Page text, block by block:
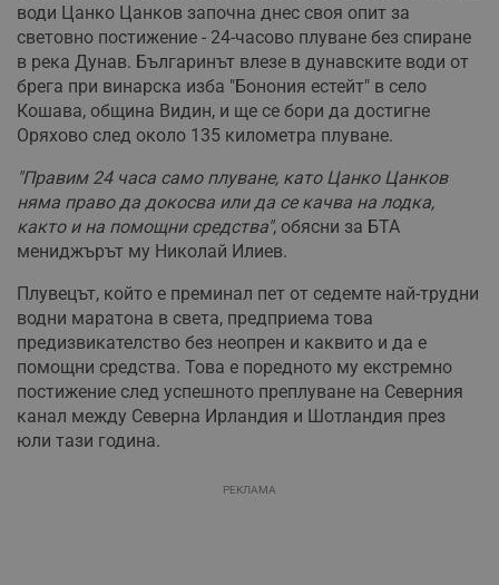
води Цанко Цанков започна днес своя опит за
световно постижение - 24-часово плуване без спиране
в река Дунав. Българинът влезе в дунавските води от
брега при винарска изба "Бонония естейт" в село
Кошава, община Видин, и ще се бори да достигне
Оряхово след около 135 километра плуване.
"Правим 24 часа само плуване, като Цанко Цанков
няма право да докосва или да се качва на лодка,
както и на помощни средства", обясни за БТА
мениджърът му Николай Илиев.
Плувецът, който е преминал пет от седемте най-трудни
водни маратона в света, предприема това
предизвикателство без неопрен и каквито и да е
помощни средства. Това е поредното му екстремно
постижение след успешното преплуване на Северния
канал между Северна Ирландия и Шотландия през
юли тази година.
РЕКЛАМА